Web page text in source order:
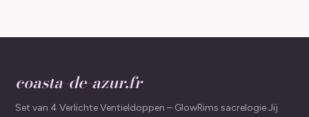
coasta-de-azur.fr
Set van 4 Verlichte Ventieldoppen – GlowRims sacrelogie Jij